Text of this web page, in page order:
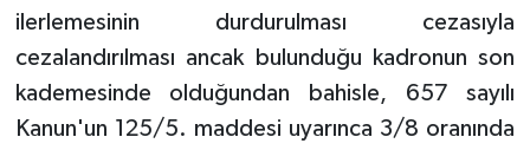
ilerlemesinin durdurulması cezasıyla
cezalandırılması ancak bulunduğu kadronun son
kademesinde olduğundan bahisle, 657 sayılı
Kanun'un 125/5. maddesi uyarınca 3/8 oranında